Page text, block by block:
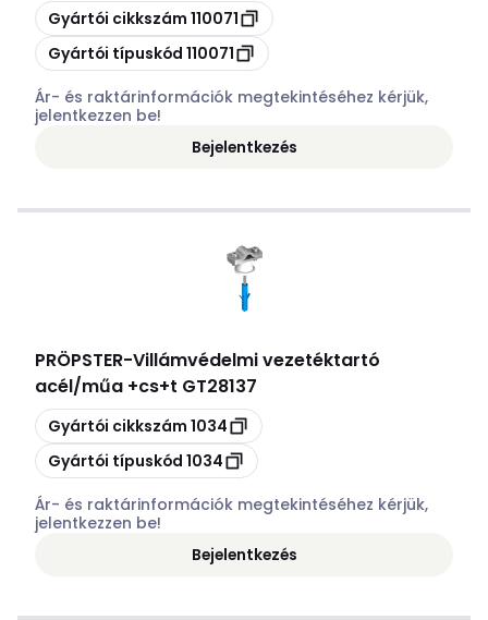
Másolás
Gyártói cikkszám 110071
Másolás
Gyártói típuskód 110071
Ár- és raktárinformációk megtekintéséhez kérjük,
jelentkezzen be!
Bejelentkezés
PRÖPSTER-Villámvédelmi vezetéktartó
acél/műa +cs+t GT28137
Másolás
Gyártói cikkszám 1034
Másolás
Gyártói típuskód 1034
Ár- és raktárinformációk megtekintéséhez kérjük,
jelentkezzen be!
Bejelentkezés